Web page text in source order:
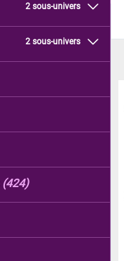
2 sous-univers
2 sous-univers
(424)